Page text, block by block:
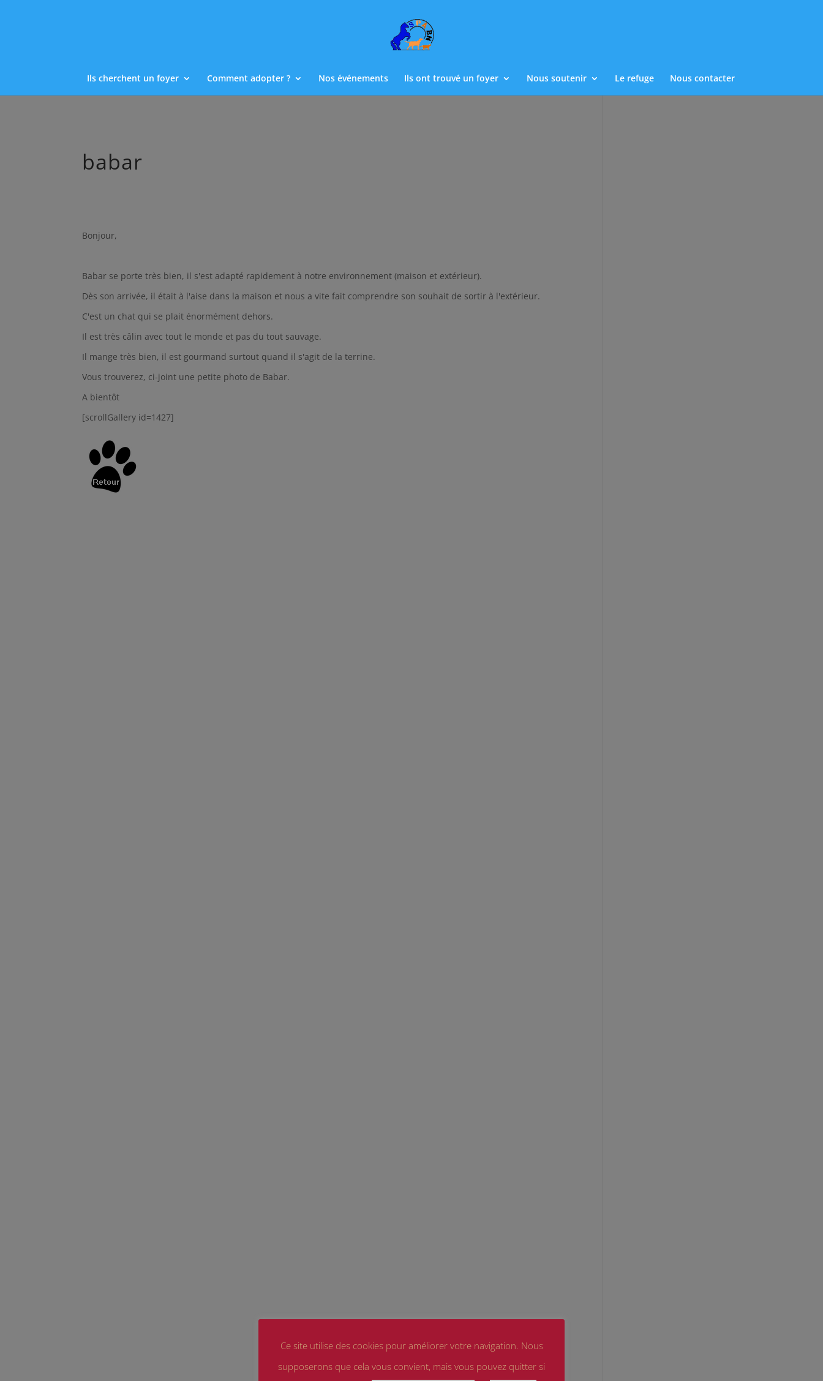
Ils cherchent un foyer Comment adopter ? Nos événements Ils ont trouvé un foyer Nous soutenir Le refuge Nous contacter
babar
Bonjour,
Babar se porte très bien, il s'est adapté rapidement à notre environnement (maison et extérieur).
Dès son arrivée, il était à l'aise dans la maison et nous a vite fait comprendre son souhait de sortir à l'extérieur.
C'est un chat qui se plait énormément dehors.
Il est très câlin avec tout le monde et pas du tout sauvage.
Il mange très bien, il est gourmand surtout quand il s'agit de la terrine.
Vous trouverez, ci-joint une petite photo de Babar.
A bientôt
[scrollGallery id=1427]
Ce site utilise des cookies pour améliorer votre navigation. Nous
supposerons que cela vous convient, mais vous pouvez quitter si